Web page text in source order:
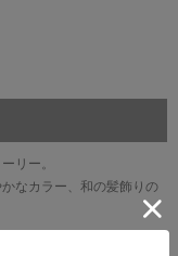
リー。
なカラー、和の髪飾りの